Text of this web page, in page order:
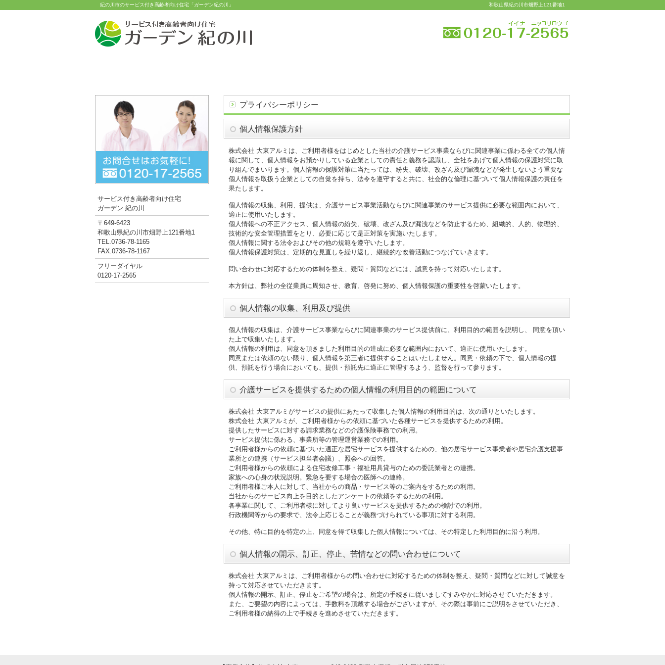
紀の川市のサービス付き高齢者向け住宅「ガーデン紀の川」 和歌山県紀の川市畑野上121番地1
プライバシーポリシー
個人情報保護方針
株式会社 大東アルミは、ご利用者様をはじめとした当社の介護サービス事業ならびに関連事業に係わる全ての個人情
報に関して、個人情報をお預かりしている企業としての責任と義務を認識し、全社をあげて個人情報の保護対策に取
り組んでまいります。個人情報の保護対策に当たっては、紛失、破壊、改ざん及び漏洩などが発生しないよう重要な
個人情報を取扱う企業としての自覚を持ち、法令を遵守すると共に、社会的な倫理に基づいて個人情報保護の責任を
果たします。
個人情報の収集、利用、提供は、介護サービス事業活動ならびに関連事業のサービス提供に必要な範囲内において、
適正に使用いたします。
個人情報への不正アクセス、個人情報の紛失、破壊、改ざん及び漏洩などを防止するため、組織的、人的、物理的、
技術的な安全管理措置をとり、必要に応じて是正対策を実施いたします。
個人情報に関する法令およびその他の規範を遵守いたします。
個人情報保護対策は、定期的な見直しを繰り返し、継続的な改善活動につなげていきます。
問い合わせに対応するための体制を整え、疑問・質問などには、誠意を持って対応いたします。
本方針は、弊社の全従業員に周知させ、教育、啓発に努め、個人情報保護の重要性を啓蒙いたします。
個人情報の収集、利用及び提供
個人情報の収集は、介護サービス事業ならびに関連事業のサービス提供前に、利用目的の範囲を説明し、 同意を頂い
た上で収集いたします。
個人情報の利用は、同意を頂きました利用目的の達成に必要な範囲内において、適正に使用いたします。
同意または依頼のない限り、個人情報を第三者に提供することはいたしません。同意・依頼の下で、個人情報の提
供、預託を行う場合においても、提供・預託先に適正に管理するよう、監督を行って参ります。
介護サービスを提供するための個人情報の利用目的の範囲について
株式会社 大東アルミがサービスの提供にあたって収集した個人情報の利用目的は、次の通りといたします。
株式会社 大東アルミが、ご利用者様からの依頼に基づいた各種サービスを提供するための利用。
提供したサービスに対する請求業務などの介護保険事務での利用。
サービス提供に係わる、事業所等の管理運営業務での利用。
ご利用者様からの依頼に基づいた適正な居宅サービスを提供するための、他の居宅サービス事業者や居宅介護支援事
業所との連携（サービス担当者会議）、照会への回答。
ご利用者様からの依頼による住宅改修工事・福祉用具貸与のための委託業者との連携。
家族への心身の状況説明。緊急を要する場合の医師への連絡。
ご利用者様ご本人に対して、当社からの商品・サービス等のご案内をするための利用。
当社からのサービス向上を目的としたアンケートの依頼をするための利用。
各事業に関して、ご利用者様に対してより良いサービスを提供するための検討での利用。
行政機関等からの要求で、法令上応じることが義務づけられている事項に対する利用。
その他、特に目的を特定の上、同意を得て収集した個人情報については、その特定した利用目的に沿う利用。
個人情報の開示、訂正、停止、苦情などの問い合わせについて
株式会社 大東アルミは、ご利用者様からの問い合わせに対応するための体制を整え、疑問・質問などに対して誠意を
持って対応させていただきます。
個人情報の開示、訂正、停止をご希望の場合は、所定の手続きに従いましてすみやかに対応させていただきます。
また、ご要望の内容によっては、手数料を頂戴する場合がございますが、その際は事前にご説明をさせていただき、
ご利用者様の納得の上で手続きを進めさせていただきます。
サービス付き高齢者向け住宅
ガーデン 紀の川
〒649-6423
和歌山県紀の川市畑野上121番地1
TEL.0736-78-1165
FAX.0736-78-1167
フリーダイヤル
0120-17-2565